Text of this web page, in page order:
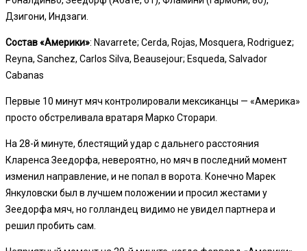
Дзигони, Индзаги.
Состав «Америки»: Navarrete; Cerda, Rojas, Mosquera, Rodriguez;
Reyna, Sanchez, Carlos Silva, Beausejour; Esqueda, Salvador
Cabanas
Первые 10 минут мяч контролировали мексиканцы — «Америка»
просто обстреливала вратаря Марко Сторари.
На 28-й минуте, блестящий удар с дальнего расстояния
Кларенса Зеедорфа, невероятно, но мяч в последний момент
изменил направление, и не попал в ворота. Конечно Марек
Янкуловски был в лучшем положении и просил жестами у
Зеедорфа мяч, но голландец видимо не увидел партнера и
решил пробить сам.